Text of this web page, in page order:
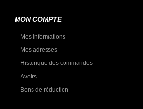
MON COMPTE
Mes informations
Mes adresses
Historique des commandes
Avoirs
Bons de réduction